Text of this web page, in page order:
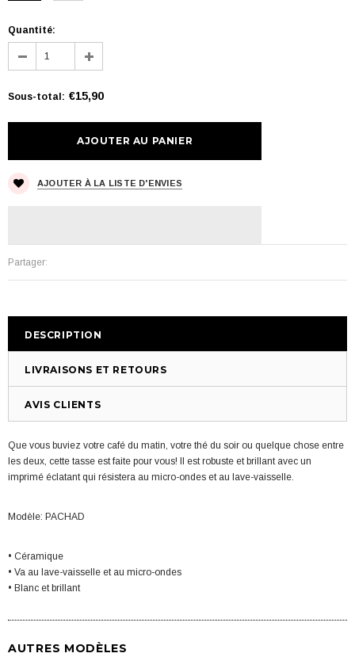
Quantité:
Sous-total : €15,90
AJOUTER À LA LISTE D'ENVIES
Partager:
DESCRIPTION
LIVRAISONS ET RETOURS
AVIS CLIENTS
Que vous buviez votre café du matin, votre thé du soir ou quelque chose entre
les deux, cette tasse est faite pour vous! Il est robuste et brillant avec un
imprimé éclatant qui résistera au micro-ondes et au lave-vaisselle.
Modèle: PACHAD
• Céramique
• Va au lave-vaisselle et au micro-ondes
• Blanc et brillant
AUTRES MODÈLES